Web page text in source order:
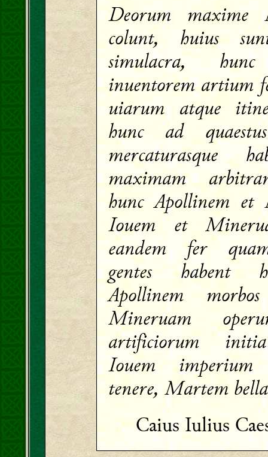
Deorum maxime
colunt, huius
simulacra,
inuentorem artium
uiarum atque
hunc ad
mercaturasque
maximam
hunc Apollinem et
Iouem et
eandem fer
gentes habent
Apollinem
Mineruam
artificiorum
Iouem imperium
tenere, Martem
Caius Iulius